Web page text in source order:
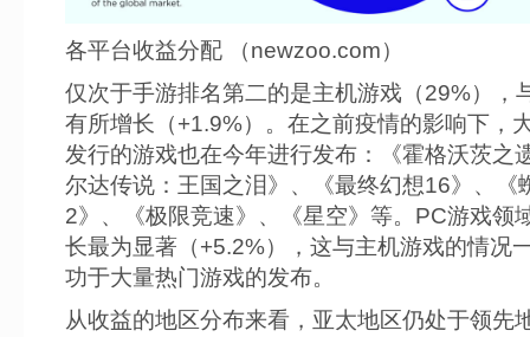
各平台收益分配 （newzoo.com）
仅次于手游排名第二的是主机游戏（29%），
有所增长（+1.9%）。在之前疫情的影响下，
发行的游戏也在今年进行发布：《霍格沃茨之
尔达传说：王国之泪》、《最终幻想16》、《
2》、《极限竞速》、《星空》等。PC游戏领
长最为显著（+5.2%），这与主机游戏的情况
功于大量热门游戏的发布。
从收益的地区分布来看，亚太地区仍处于领先